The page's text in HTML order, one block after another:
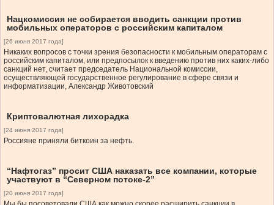
Нацкомиссия не собирается вводить санкции против
мобильных операторов с российским капиталом
[26 июня 2017 года]
Никаких вопросов с точки зрения безопасности к мобильным операторам с
российским капиталом, или предпосылок к введению против них каких-либо
санкций нет, считает председатель Национальной комиссии,
осуществляющей государственное регулирование в сфере связи и
информатизации, Александр Животовский
Криптовалютная лихорадка
[24 июня 2017 года]
Россияне приняли биткоин за нефть.
“Нафтогаз” просит США наказать все компании, которые
участвуют в “Северном потоке-2”
[20 июня 2017 года]